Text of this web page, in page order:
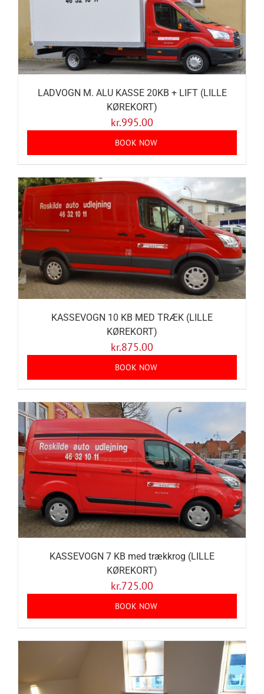
LADVOGN M. ALU KASSE 20KB + LIFT (LILLE
KØREKORT)
kr.995.00
BOOK NOW
KASSEVOGN 10 KB MED TRÆK (LILLE
KØREKORT)
kr.875.00
BOOK NOW
KASSEVOGN 7 KB med trækkrog (LILLE
KØREKORT)
kr.725.00
BOOK NOW